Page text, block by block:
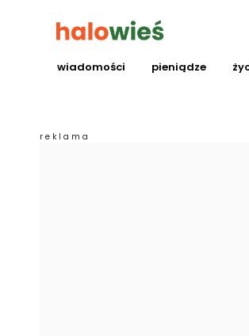
wiadomości pieniądze